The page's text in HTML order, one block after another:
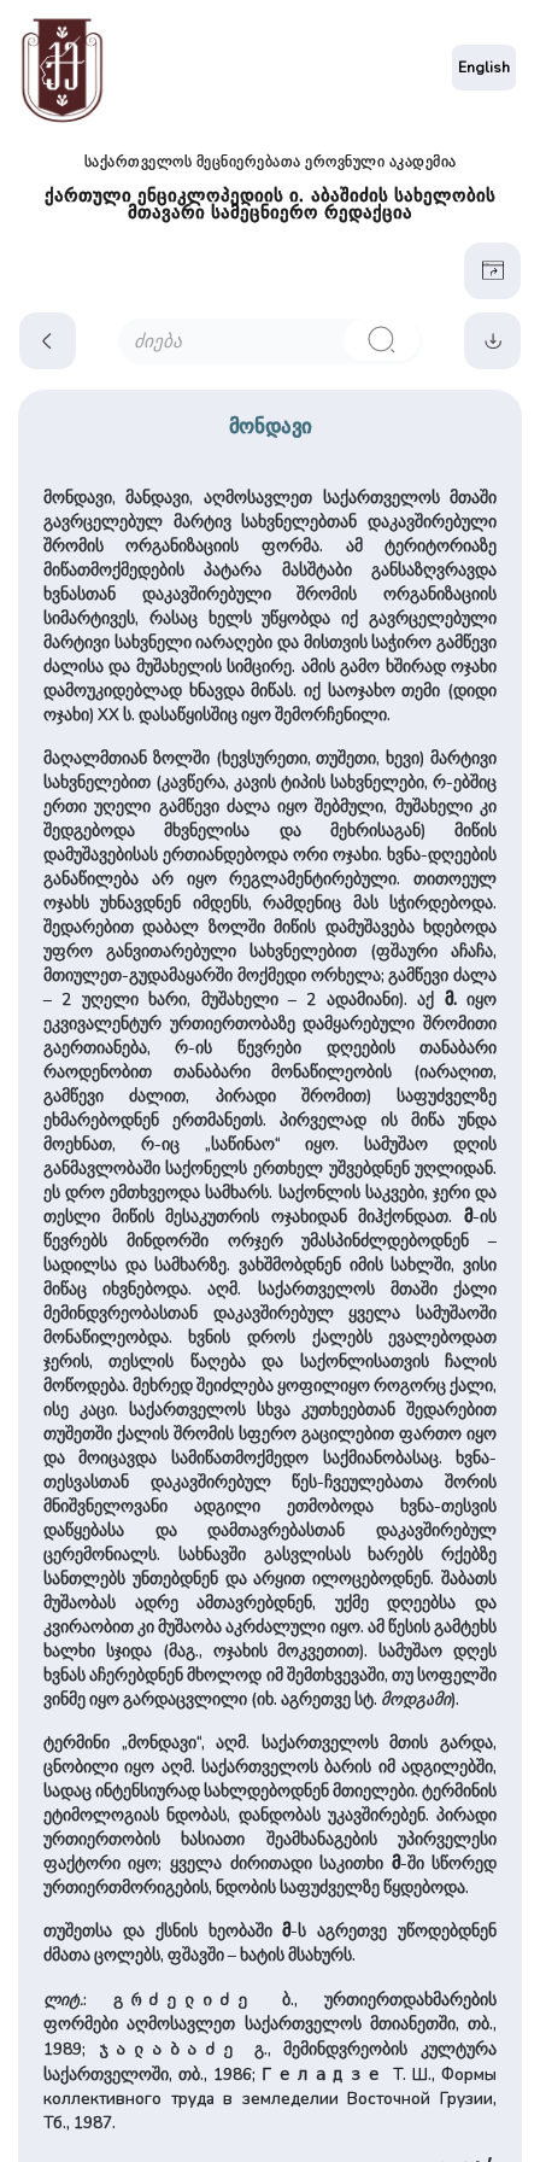
საქართველოს მეცნიერებათა ეროვნული აკადემია
ქართული ენციკლოპედიის ი. აბაშიძის სახელობის
მთავარი სამეცნიერო რედაქცია
English
მონდავი
მონდავი, მანდავი, აღმოსავლეთ საქართველოს მთაში
გავრცელებულ მარტივ სახვნელებთან დაკავშირებული
შრომის ორგანიზაციის ფორმა. ამ ტერიტორიაზე
მიწათმოქმედების პატარა მასშტაბი განსაზღვრავდა
ხვნასთან დაკავშირებული შრომის ორგანიზაციის
სიმარტივეს, რასაც ხელს უწყობდა იქ გავრცელებული
მარტივი სახვნელი იარაღები და მისთვის საჭირო გამწევი
ძალისა და მუშახელის სიმცირე. ამის გამო ხშირად ოჯახი
დამოუკიდებლად ხნავდა მიწას. იქ საოჯახო თემი (დიდი
ოჯახი) XX ს. დასაწყისშიც იყო შემორჩენილი.
მაღალმთიან ზოლში (ხევსურეთი, თუშეთი, ხევი) მარტივი
სახვნელებით (კავწერა, კავის ტიპის სახვნელები, რ-ებშიც
ერთი უღელი გამწევი ძალა იყო შებმული, მუშახელი კი
შედგებოდა მხვნელისა და მეხრისაგან) მიწის
დამუშავებისას ერთიანდებოდა ორი ოჯახი. ხვნა-დღეების
განაწილება არ იყო რეგლამენტირებული. თითოეულ
ოჯახს უხნავდნენ იმდენს, რამდენიც მას სჭირდებოდა.
შედარებით დაბალ ზოლში მიწის დამუშავება ხდებოდა
უფრო განვითარებული სახვნელებით (ფშაური აჩაჩა,
მთიულეთ-გუდამაყარში მოქმედი ორხელა; გამწევი ძალა
– 2 უღელი ხარი, მუშახელი – 2 ადამიანი). აქ მ.იყო
ეკვივალენტურ ურთიერთობაზე დამყარებული შრომითი
გაერთიანება, რ-ის წევრები დღეების თანაბარი
რაოდენობით თანაბარი მონაწილეობის (იარაღით,
გამწევი ძალით, პირადი შრომით) საფუძველზე
ეხმარებოდნენ ერთმანეთს. პირველად ის მიწა უნდა
მოეხნათ, რ-იც „საწინაო“ იყო. სამუშაო დღის
განმავლობაში საქონელს ერთხელ უშვებდნენ უღლიდან.
ეს დრო ემთხვეოდა სამხარს. საქონლის საკვები, ჯერი და
თესლი მიწის მესაკუთრის ოჯახიდან მიჰქონდათ.მ-ის
წევრებს მინდორში ორჯერ უმასპინძლდებოდნენ –
სადილსა და სამხარზე. ვახშმობდნენ იმის სახლში, ვისი
მიწაც იხვნებოდა. აღმ. საქართველოს მთაში ქალი
მემინდვრეობასთან დაკავშირებულ ყველა სამუშაოში
მონაწილეობდა. ხვნის დროს ქალებს ევალებოდათ
ჯერის, თესლის წაღება და საქონლისათვის ჩალის
მოწოდება. მეხრედ შეიძლება ყოფილიყო როგორც ქალი,
ისე კაცი. საქართველოს სხვა კუთხეებთან შედარებით
თუშეთში ქალის შრომის სფერო გაცილებით ფართო იყო
და მოიცავდა სამიწათმოქმედო საქმიანობასაც. ხვნა-
თესვასთან დაკავშირებულ წეს-ჩვეულებათა შორის
მნიშვნელოვანი ადგილი ეთმობოდა ხვნა-თესვის
დაწყებასა და დამთავრებასთან დაკავშირებულ
ცერემონიალს. სახნავში გასვლისას ხარებს რქებზე
სანთლებს უნთებდნენ და არყით ილოცებოდნენ. შაბათს
მუშაობას ადრე ამთავრებდნენ, უქმე დღეებსა და
კვირაობით კი მუშაობა აკრძალული იყო. ამ წესის გამტეხს
ხალხი სჯიდა (მაგ., ოჯახის მოკვეთით). სამუშაო დღეს
ხვნას აჩერებდნენ მხოლოდ იმ შემთხვევაში, თუ სოფელში
ვინმე იყო გარდაცვლილი (იხ. აგრეთვე სტ. მოდგამი).
ტერმინი „მონდავი“, აღმ. საქართველოს მთის გარდა,
ცნობილი იყო აღმ. საქართველოს ბარის იმ ადგილებში,
სადაც ინტენსიურად სახლდებოდნენ მთიელები. ტერმინის
ეტიმოლოგიას ნდობას, დანდობას უკავშირებენ. პირადი
ურთიერთობის ხასიათი შეამხანაგების უპირველესი
ფაქტორი იყო; ყველა ძირითადი საკითხი მ-ში სწორედ
ურთიერთმორიგების, ნდობის საფუძველზე წყდებოდა.
თუშეთსა და ქსნის ხეობაშიმ-ს აგრეთვე უწოდებდნენ
ძმათა ცოლებს, ფშავში – ხატის მსახურს.
ლიტ.: გრძელიძე
ბ., ურთიერთდახმარების
ფორმები აღმოსავლეთ საქართველოს მთიანეთში, თბ.,
1989;
ჯალაბაძე
გ., მემინდვრეობის კულტურა
საქართველოში, თბ., 1986; Геладзе
Т. Ш., Формы
коллективного труда в земледелии Восточной Грузии,
Тб., 1987.